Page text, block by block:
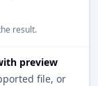
result.
preview
file, or